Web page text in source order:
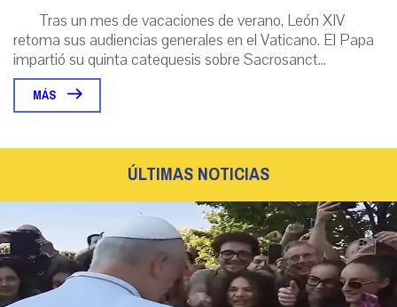
Tras un mes de vacaciones de verano, León XIV
retoma sus audiencias generales en el Vaticano. El Papa
impartió su quinta catequesis sobre Sacrosanct...
MÁS
ÚLTIMAS NOTICIAS